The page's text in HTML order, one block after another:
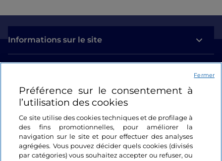
Informations sur le site
Se connecter
Suivez-nous
Préférence sur le consentement à
l’utilisation des cookies
Ce site utilise des cookies techniques et de profilage à
des fins promotionnelles, pour améliorer la
navigation sur le site et pour effectuer des analyses
agrégées. Vous pouvez décider quels cookies (divisés
par catégories) vous souhaitez accepter ou refuser, ou
Fermer